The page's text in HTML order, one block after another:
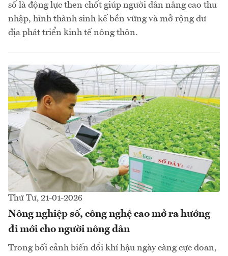
số là động lực then chốt giúp người dân nâng cao thu
nhập, hình thành sinh kế bền vững và mở rộng dư
địa phát triển kinh tế nông thôn.
Thứ Tư, 21-01-2026
Nông nghiệp số, công nghệ cao mở ra hướng
đi mới cho người nông dân
Trong bối cảnh biến đổi khí hậu ngày càng cực đoan,